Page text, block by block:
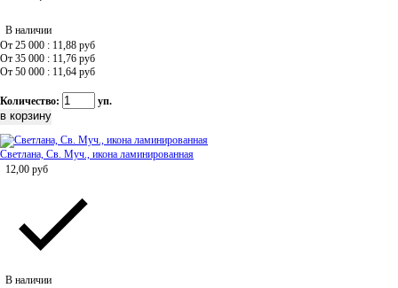
В наличии
От 25 000 : 11,88 руб
От 35 000 : 11,76 руб
От 50 000 : 11,64 руб
Количество: уп.
Светлана, Св. Муч., икона ламинированная
12,00 руб
В наличии